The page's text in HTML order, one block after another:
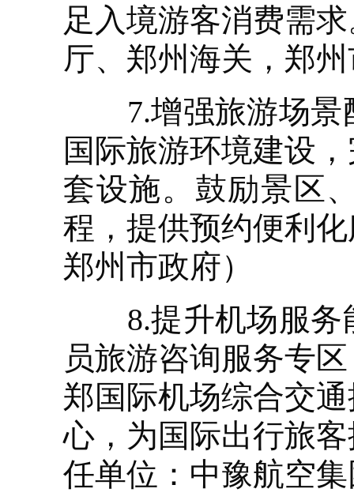
足入境游客消费需
厅、郑州海关，郑
7.增强旅游场景
国际旅游环境建设
套设施。鼓励景区
程，提供预约便利
郑州市政府）
8.提升机场服务
员旅游咨询服务专
郑国际机场综合交
心，为国际出行旅
任单位：中豫航空